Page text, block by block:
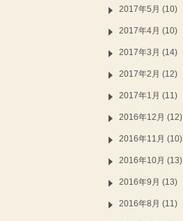
2017年5月 (10)
2017年4月 (10)
2017年3月 (14)
2017年2月 (12)
2017年1月 (11)
2016年12月 (12)
2016年11月 (10)
2016年10月 (13)
2016年9月 (13)
2016年8月 (11)